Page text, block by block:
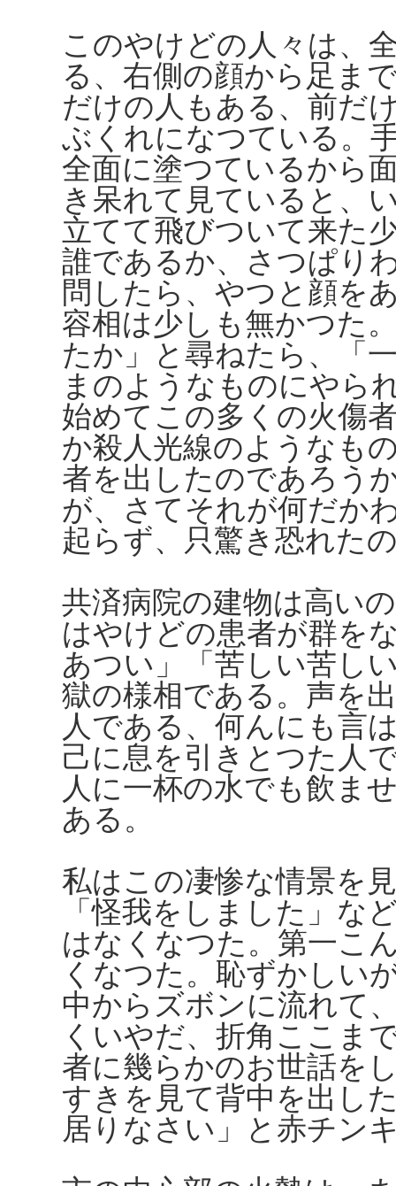
このやけどの人々は、
る、右側の顔から足ま
だけの人もある、前だ
ぶくれになつている。
全面に塗つているから
き呆れて見ていると、
立てて飛びついて来た
誰であるか、さつぱり
問したら、やつと顔を
容相は少しも無かつた
たか」と尋ねたら、「
まのようなものにやら
始めてこの多くの火傷
か殺人光線のようなも
者を出したのであろう
が、さてそれが何だか
起らず、只驚き恐れた
共済病院の建物は高い
はやけどの患者が群を
あつい」「苦しい苦し
獄の様相である。声を
人である、何んにも言
己に息を引きとつた人
人に一杯の水でも飲ま
ある。
私はこの凄惨な情景を
「怪我をしました」な
はなくなつた。第一こ
くなつた。恥ずかしい
中からズボンに流れて
くいやだ、折角ここま
者に幾らかのお世話を
すきを見て背中を出し
居りなさい」と赤チン